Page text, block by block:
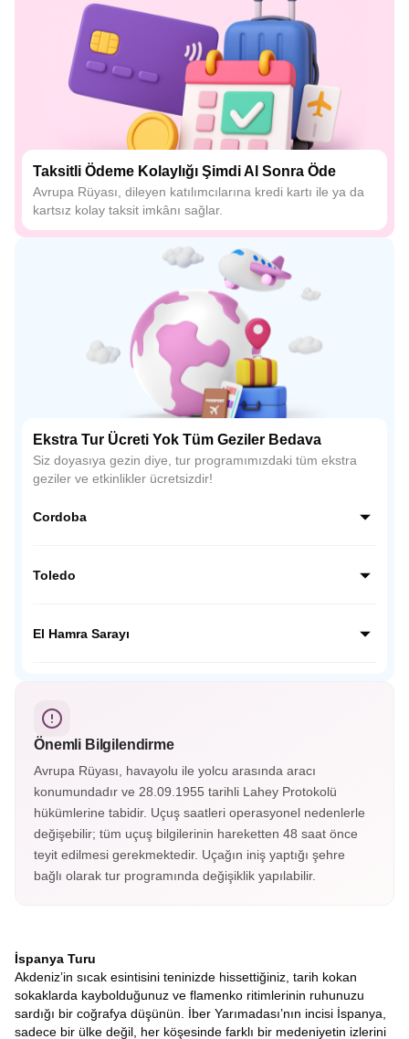
Taksitli Ödeme Kolaylığı Şimdi Al Sonra Öde
Avrupa Rüyası, dileyen katılımcılarına kredi kartı ile ya da
kartsız kolay taksit imkânı sağlar.
Ekstra Tur Ücreti Yok Tüm Geziler Bedava
Siz doyasıya gezin diye, tur programımızdaki tüm ekstra
geziler ve etkinlikler ücretsizdir!
Cordoba
en etkileyici örneklerinden biri olan La Mezquita (Ulu Cami)
sunar.
Toledo
ve Musevi kültürlerinin yüzyıllarca bir arada yaşadığı “üç
El Hamra Sarayı
her köşesinde zarafet gizlidir; El Hamra, zamanda
yolculuğun en büyüleyici duraklarından biridir.
Önemli Bilgilendirme
Avrupa Rüyası, havayolu ile yolcu arasında aracı
konumundadır ve 28.09.1955 tarihli Lahey Protokolü
hükümlerine tabidir. Uçuş saatleri operasyonel nedenlerle
değişebilir; tüm uçuş bilgilerinin hareketten 48 saat önce
teyit edilmesi gerekmektedir. Uçağın iniş yaptığı şehre
bağlı olarak tur programında değişiklik yapılabilir.
İspanya Turu
Akdeniz’in sıcak esintisini teninizde hissettiğiniz, tarih kokan
sokaklarda kaybolduğunuz ve flamenko ritimlerinin ruhunuzu
sardığı bir coğrafya düşünün. İber Yarımadası’nın incisi İspanya,
sadece bir ülke değil, her köşesinde farklı bir medeniyetin izlerini